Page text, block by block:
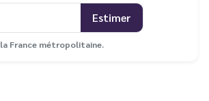
Estimer
France métropolitaine.